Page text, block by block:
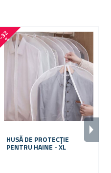
-
3
2
%
HUSĂ DE PROTECȚIE
PENTRU HAINE - XL